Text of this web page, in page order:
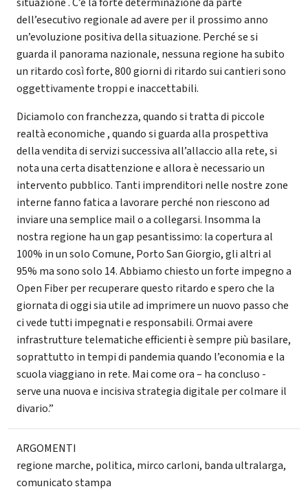
dell’esecutivo regionale ad avere per il prossimo anno
un’evoluzione positiva della situazione. Perché se si
guarda il panorama nazionale, nessuna regione ha subito
un ritardo così forte, 800 giorni di ritardo sui cantieri sono
oggettivamente troppi e inaccettabili.
Diciamolo con franchezza, quando si tratta di piccole
realtà economiche , quando si guarda alla prospettiva
della vendita di servizi successiva all’allaccio alla rete, si
nota una certa disattenzione e allora è necessario un
intervento pubblico. Tanti imprenditori nelle nostre zone
interne fanno fatica a lavorare perché non riescono ad
inviare una semplice mail o a collegarsi. Insomma la
nostra regione ha un gap pesantissimo: la copertura al
100% in un solo Comune, Porto San Giorgio, gli altri al
95% ma sono solo 14. Abbiamo chiesto un forte impegno a
Open Fiber per recuperare questo ritardo e spero che la
giornata di oggi sia utile ad imprimere un nuovo passo che
ci vede tutti impegnati e responsabili. Ormai avere
infrastrutture telematiche efficienti è sempre più basilare,
soprattutto in tempi di pandemia quando l’economia e la
scuola viaggiano in rete. Mai come ora – ha concluso -
serve una nuova e incisiva strategia digitale per colmare il
divario.”
ARGOMENTI
regione marche, politica, mirco carloni, banda ultralarga,
comunicato stampa